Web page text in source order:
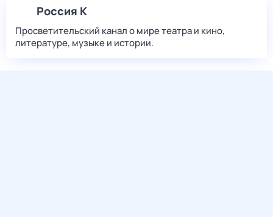
Россия К
Просветительский канал о мире театра и кино,
литературе, музыке и истории.